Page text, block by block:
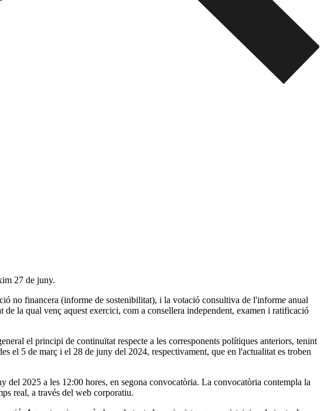
27 de juny.
no financera (informe de sostenibilitat), i la votació consultiva de l'informe anual
la qual venç aquest exercici, com a consellera independent, examen i ratificació
el principi de continuïtat respecte a les corresponents polítiques anteriors, tenint
el 5 de març i el 28 de juny del 2024, respectivament, que en l'actualitat es troben
2025 a les 12:00 hores, en segona convocatòria. La convocatòria contempla la
real, a través del web corporatiu.